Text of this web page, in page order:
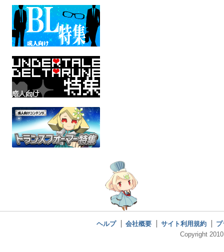
ヘルプ 会社概要 サイト利用規約
Copyright